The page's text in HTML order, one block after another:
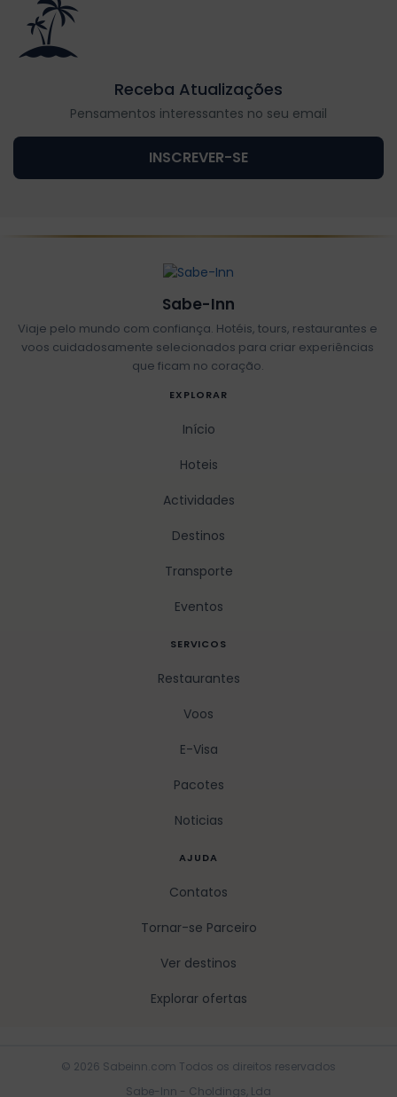
Receba Atualizações
Pensamentos interessantes no seu email
INSCREVER-SE
Sabe-Inn
Viaje pelo mundo com confiança. Hotéis, tours, restaurantes e
voos cuidadosamente selecionados para criar experiências
que ficam no coração.
EXPLORAR
Início
Hoteis
Actividades
Destinos
Transporte
Eventos
SERVICOS
Restaurantes
Voos
E-Visa
Pacotes
Noticias
AJUDA
Contatos
Tornar-se Parceiro
Ver destinos
Explorar ofertas
© 2026 Sabeinn.com Todos os direitos reservados
Sabe-Inn - Choldings, Lda